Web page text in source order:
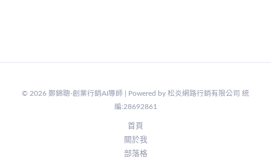
© 2026 鄭錦聰-創業行銷AI導師 | Powered by 松炎網路行銷有限公司 統
編:28692861
首頁
關於我
部落格